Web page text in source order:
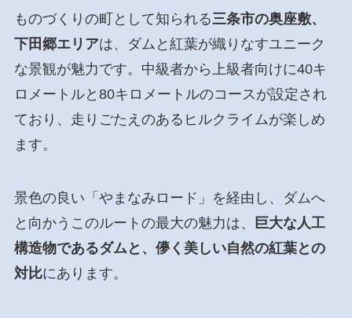
ものづくりの町として知られる三条市の奥座敷、
下田郷エリアは、ダムと紅葉が織りなすユニーク
な景観が魅力です。中級者から上級者向けに40キ
ロメートルと80キロメートルのコースが設定され
ており、走りごたえのあるヒルクライムが楽しめ
ます。
景色の良い「やまなみロード」を経由し、ダムへ
と向かうこのルートの最大の魅力は、
巨大な人工
構造物であるダムと、儚く美しい自然の紅葉との
対比にあります。